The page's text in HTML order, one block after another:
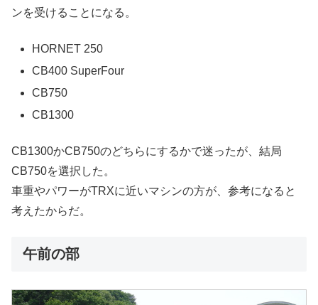
ンを受けることになる。
HORNET 250
CB400 SuperFour
CB750
CB1300
CB1300かCB750のどちらにするかで迷ったが、結局
CB750を選択した。
車重やパワーがTRXに近いマシンの方が、参考になると
考えたからだ。
午前の部